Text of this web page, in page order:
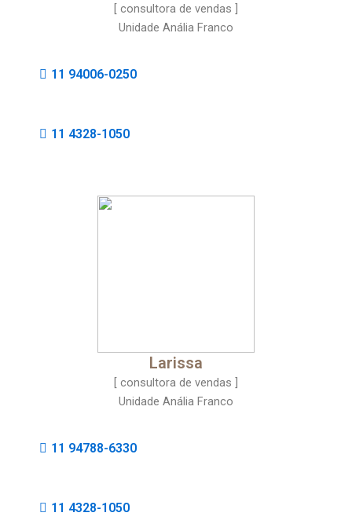
[ consultora de vendas ]
Unidade Anália Franco
11 94006-0250
11 4328-1050
Larissa
[ consultora de vendas ]
Unidade Anália Franco
11 94788-6330
11 4328-1050